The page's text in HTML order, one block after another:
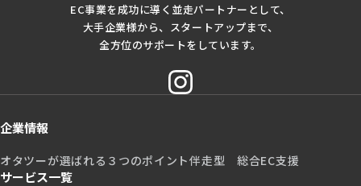
EC事業を成功に導く並走パートナーとして、
大手企業様から、スタートアップまで、
全方位のサポートをしています。
企業情報
オタツーが選ばれる３つのポイント伴走型 総合EC支援
サービス一覧